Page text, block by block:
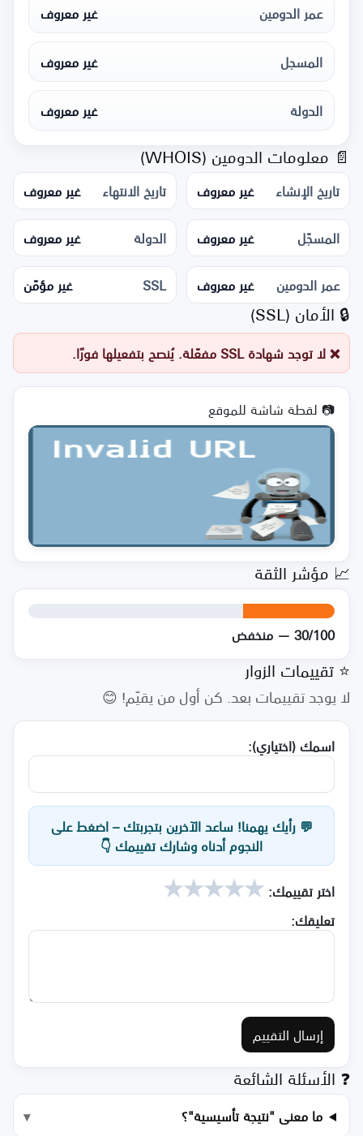
عمر الدومين
غير معروف
المسجل
غير معروف
الدولة
غير معروف
📄 معلومات الدومين (WHOIS)
تاريخ الإنشاء غير معروف تاريخ الانتهاء
غير معروف
المسجّل
غير معروف الدولة
غير معروف
عمر الدومين
غير معروف SSL غير مؤمّن
🔒 الأمان (SSL)
❌ لا توجد شهادة SSL مفعّلة. يُنصح بتفعيلها فورًا.
📷 لقطة شاشة للموقع
📈 مؤشر الثقة
30/100 — منخفض
⭐ تقييمات الزوار
لا يوجد تقييمات بعد. كن أول من يقيّم! 😊
اسمك (اختياري):
💬 رأيك يهمنا! ساعد الآخرين بتجربتك – اضغط على
النجوم أدناه وشارك تقييمك 👇
اختر تقييمك: ★
★
★
★
★
تعليقك:
إرسال التقييم
❓ الأسئلة الشائعة
ما معنى "نتيجة تأسيسية"؟